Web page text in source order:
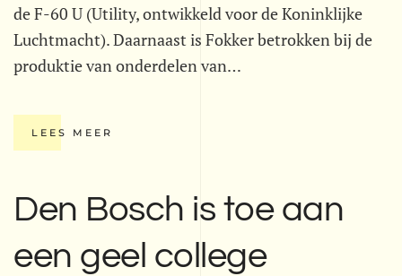
de F-60 U (Utility, ontwikkeld voor de Koninklijke
Luchtmacht). Daarnaast is Fokker betrokken bij de
produktie van onderdelen van…
LEES MEER
Den Bosch is toe aan
een geel college